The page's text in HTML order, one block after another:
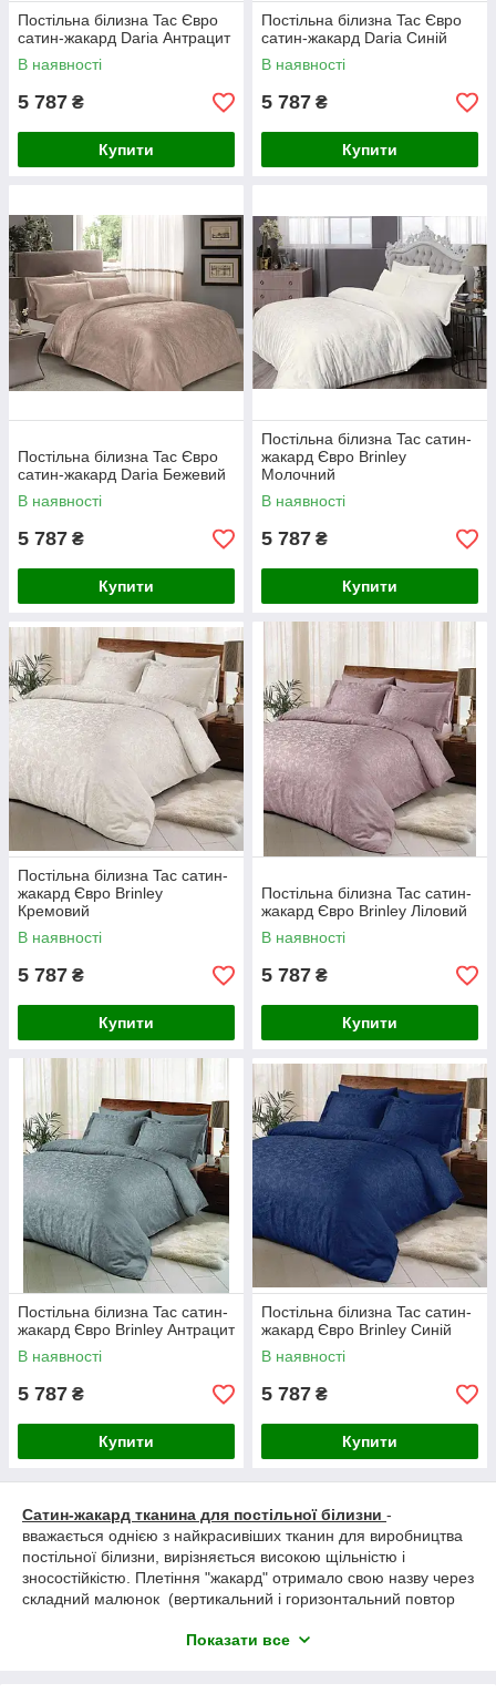
Постільна білизна Tac Євро
сатин-жакард Daria Антрацит
В наявності
5 787 ₴
Купити
Постільна білизна Tac Євро
сатин-жакард Daria Синій
В наявності
5 787 ₴
Купити
Постільна білизна Tac Євро
сатин-жакард Daria Бежевий
В наявності
5 787 ₴
Купити
Постільна білизна Tac сатин-
жакард Євро Brinley
Молочний
В наявності
5 787 ₴
Купити
Постільна білизна Tac сатин-
жакард Євро Brinley
Кремовий
В наявності
5 787 ₴
Купити
Постільна білизна Tac сатин-
жакард Євро Brinley Ліловий
В наявності
5 787 ₴
Купити
Постільна білизна Tac сатин-
жакард Євро Brinley Антрацит
В наявності
5 787 ₴
Купити
Постільна білизна Tac сатин-
жакард Євро Brinley Синій
В наявності
5 787 ₴
Купити
Сатин-жакард тканина для постільної білизни -
вважається однією з найкрасивіших тканин для виробництва
постільної білизни, вирізняється високою щільністю і
зносостійкістю. Плетіння "жакард" отримало свою назву через
складний малюнок (вертикальний і горизонтальний повтор
переплетення ниток у заздалегідь певному порядку, який
Показати все